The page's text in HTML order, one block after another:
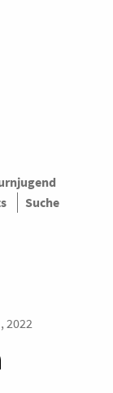
Suche
2022